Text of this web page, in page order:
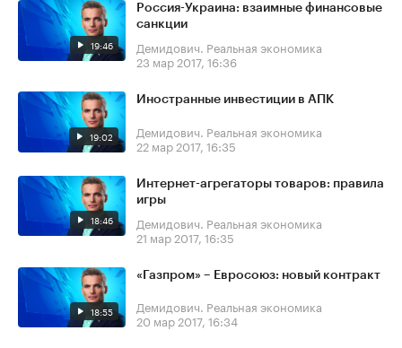
19:46
Россия-Украина: взаимные финансовые
санкции
Демидович. Реальная экономика
23 мар 2017, 16:36
19:02
Иностранные инвестиции в АПК
Демидович. Реальная экономика
22 мар 2017, 16:35
18:46
Интернет-агрегаторы товаров: правила
игры
Демидович. Реальная экономика
21 мар 2017, 16:35
18:55
«Газпром» – Евросоюз: новый контракт
Демидович. Реальная экономика
20 мар 2017, 16:34